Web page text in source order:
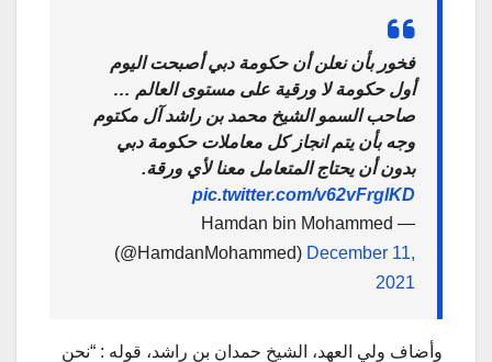
فخور بأن نعلن أن حكومة دبي أصبحت اليوم
أول حكومة لا ورقية على مستوى العالم …
صاحب السمو الشيخ محمد بن راشد آل مكتوم
وجه بأن يتم انجاز كل معاملات حكومة دبي
بدون أن يحتاج المتعامل معنا لأي ورقة.
pic.twitter.com/v62vFrglKD
— Hamdan bin Mohammed
(@HamdanMohammed) December 11,
2021
وأضاف ولي العهد، الشيخ حمدان بن راشد، قوله : “نحن